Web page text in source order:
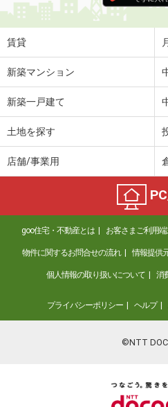
賃貸
新築マンション
新築一戸建て
土地を探す
店舗/事業用
goo住宅・不動産とは お客さまご利用
物件に関するお問合せの流れ 情報提供
個人情報の取り扱いについて 消
プライバシーポリシー ヘルプ
©NTT